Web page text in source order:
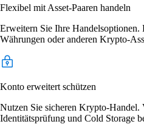
Flexibel mit Asset-Paaren handeln
Erweitern Sie Ihre
Währungen oder anderen Krypto-
Konto erweitert schützen
Nutzen Sie sicheren Krypto-Handel.
Identitätsprüfung und Cold Storage